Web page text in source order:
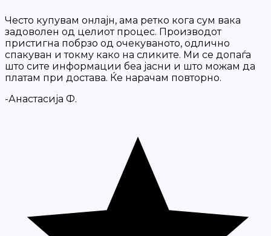
Често купувам онлајн, ама ретко кога сум вака
задоволен од целиот процес. Производот
пристигна побрзо од очекуваното, одлично
спакуван и токму како на сликите. Ми се допаѓа
што сите информации беа јасни и што можам да
платам при достава. Ќе нарачам повторно.
-Анастасија Ф.